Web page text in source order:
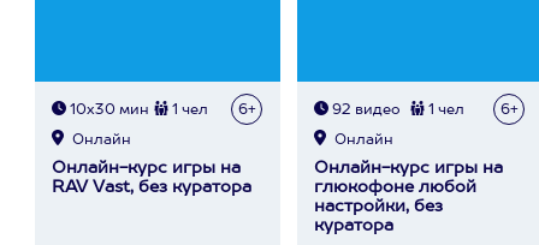
10х30 мин 1 чел 6+
Онлайн
Онлайн-курс игры на
RAV Vast, без куратора
92 видео 1 чел 6+
Онлайн
Онлайн-курс игры на
глюкофоне любой
настройки, без
куратора